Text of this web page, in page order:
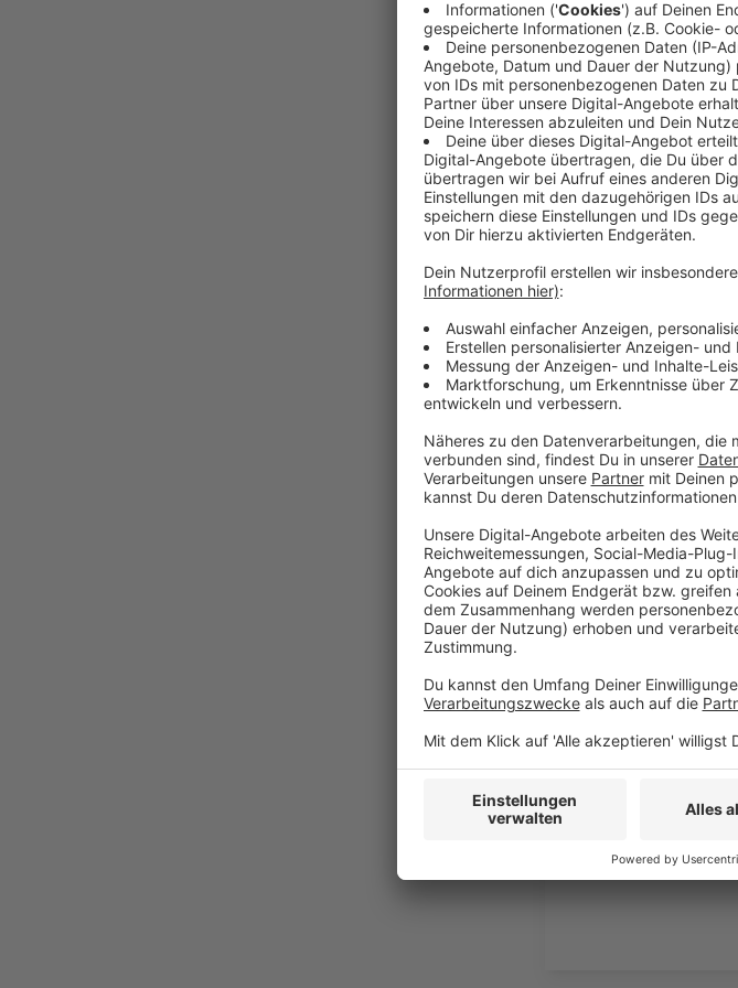
Antenne Münster
können. Das ist
Medienanalyse.
regelrecht nach
und -hörer unseren
Steigerung der
gegeben.
Anzeige
Die neue
Anzeige
Ein Grund für solch
Stöhler und Tino
Frühlingsaktion
Marketingpreis
Anzeige
Anzeige
Münsters
ausgebaut. Während
Plätzen zwei und